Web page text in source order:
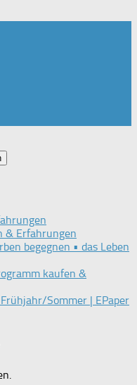
& Erfahrungen
begegnen • das Leben
kaufen &
Sommer | EPaper